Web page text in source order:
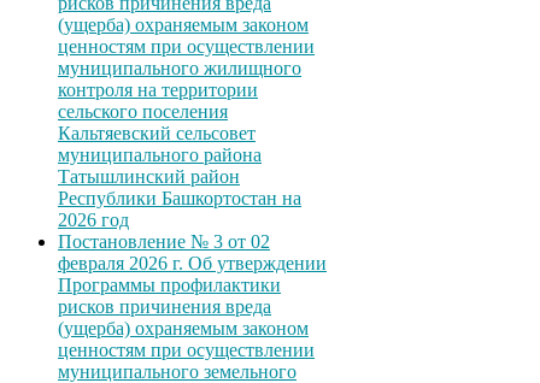
(ущерба) охраняемым законом
ценностям при осуществлении
муниципального жилищного
контроля на территории
сельского поселения
Кальтяевский сельсовет
муниципального района
Татышлинский район
Республики Башкортостан на
2026 год
Постановление № 3 от 02
февраля 2026 г. Об утверждении
Программы профилактики
рисков причинения вреда
(ущерба) охраняемым законом
ценностям при осуществлении
муниципального земельного